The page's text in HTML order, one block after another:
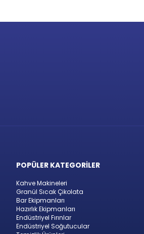
POPÜLER KATEGORİLER
Kahve Makineleri
Granül Sıcak Çikolata
Bar Ekipmanları
Hazırlık Ekipmanları
Endüstriyel Fırınlar
Endüstriyel Soğutucular